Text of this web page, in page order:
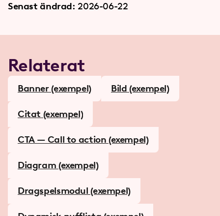
Senast ändrad: 2026-06-22
Relaterat
Banner (exempel) Bild (exempel)
Citat (exempel)
CTA — Call to action (exempel)
Diagram (exempel)
Dragspelsmodul (exempel)